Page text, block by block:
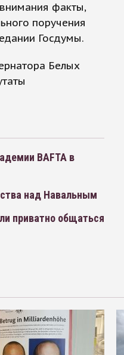
факты,
поручения
Госдумы.
Белых
BAFTA в
над Навальным
приватно общаться